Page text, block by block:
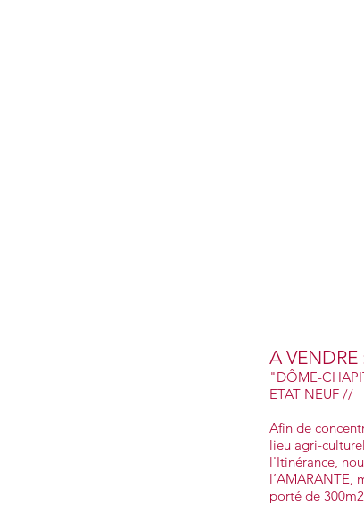
A
"DÔME-
ETAT NEUF //
Afin de
lieu agri-
l'Itinérance,
l’AMARANTE,
porté de